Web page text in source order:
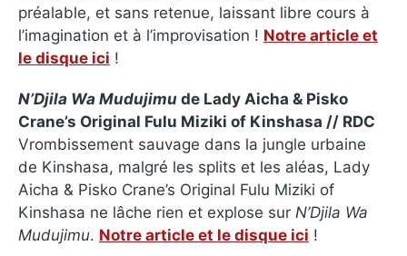
préalable, et sans retenue, laissant libre cours à
l’imagination et à l’improvisation ! Notre article et
le disque ici !
N’Djila Wa Mudujimu de Lady Aicha & Pisko
Crane’s Original Fulu Miziki of Kinshasa // RDC
Vrombissement sauvage dans la jungle urbaine
de Kinshasa, malgré les splits et les aléas, Lady
Aicha & Pisko Crane’s Original Fulu Miziki of
Kinshasa ne lâche rien et explose sur N’Djila Wa
Mudujimu. Notre article et le disque ici !